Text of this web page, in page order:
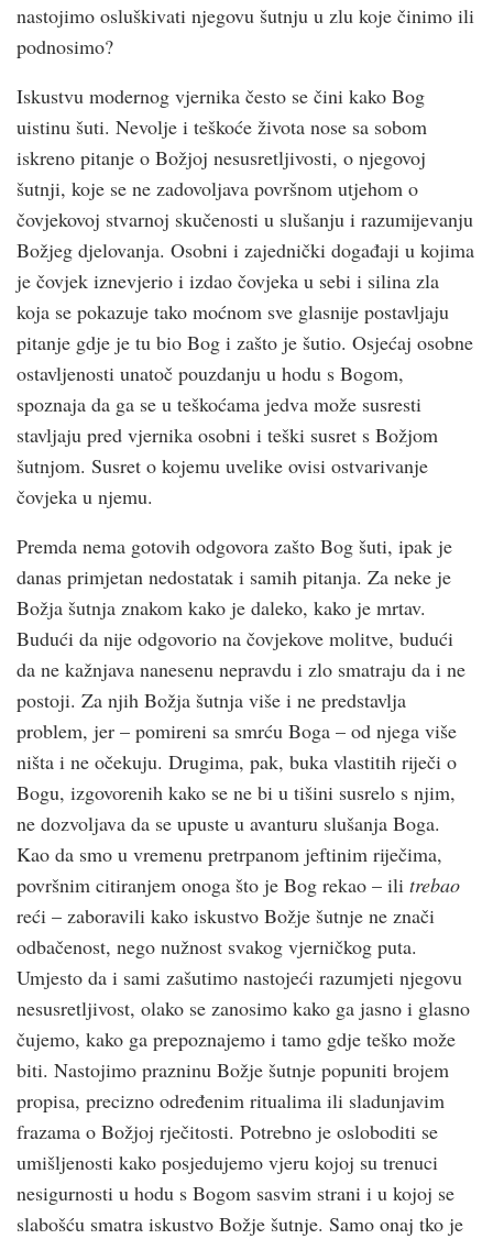
nastojimo osluškivati njegovu šutnju u zlu koje činimo ili
podnosimo?
Iskustvu modernog vjernika često se čini kako Bog
uistinu šuti. Nevolje i teškoće života nose sa sobom
iskreno pitanje o Božjoj nesusretljivosti, o njegovoj
šutnji, koje se ne zadovoljava površnom utjehom o
čovjekovoj stvarnoj skučenosti u slušanju i razumijevanju
Božjeg djelovanja. Osobni i zajednički događaji u kojima
je čovjek iznevjerio i izdao čovjeka u sebi i silina zla
koja se pokazuje tako moćnom sve glasnije postavljaju
pitanje gdje je tu bio Bog i zašto je šutio. Osjećaj osobne
ostavljenosti unatoč pouzdanju u hodu s Bogom,
spoznaja da ga se u teškoćama jedva može susresti
stavljaju pred vjernika osobni i teški susret s Božjom
šutnjom. Susret o kojemu uvelike ovisi ostvarivanje
čovjeka u njemu.
Premda nema gotovih odgovora zašto Bog šuti, ipak je
danas primjetan nedostatak i samih pitanja. Za neke je
Božja šutnja znakom kako je daleko, kako je mrtav.
Budući da nije odgovorio na čovjekove molitve, budući
da ne kažnjava nanesenu nepravdu i zlo smatraju da i ne
postoji. Za njih Božja šutnja više i ne predstavlja
problem, jer – pomireni sa smrću Boga – od njega više
ništa i ne očekuju. Drugima, pak, buka vlastitih riječi o
Bogu, izgovorenih kako se ne bi u tišini susrelo s njim,
ne dozvoljava da se upuste u avanturu slušanja Boga.
Kao da smo u vremenu pretrpanom jeftinim riječima,
površnim citiranjem onoga što je Bog rekao – ili trebao
reći – zaboravili kako iskustvo Božje šutnje ne znači
odbačenost, nego nužnost svakog vjerničkog puta.
Umjesto da i sami zašutimo nastojeći razumjeti njegovu
nesusretljivost, olako se zanosimo kako ga jasno i glasno
čujemo, kako ga prepoznajemo i tamo gdje teško može
biti. Nastojimo prazninu Božje šutnje popuniti brojem
propisa, precizno određenim ritualima ili sladunjavim
frazama o Božjoj rječitosti. Potrebno je osloboditi se
umišljenosti kako posjedujemo vjeru kojoj su trenuci
nesigurnosti u hodu s Bogom sasvim strani i u kojoj se
slabošću smatra iskustvo Božje šutnje. Samo onaj tko je